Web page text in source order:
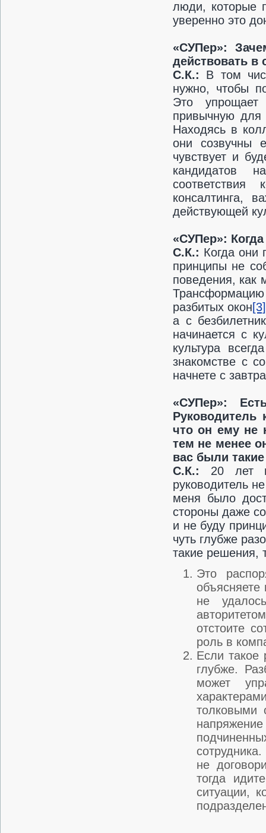
люди, которые
уверенно это
«СУПер»:
действовать
С.К.: В том
нужно, чтобы
Это упрощает
привычную для
Находясь в
они созвучны
чувствует и
кандидатов
консалтинга,
действующей
«СУПер»:
С.К.: Когда они
принципы не
поведения, как
Трансформацию
разбитых окон[3]
а с
начинается с
культура
знакомстве с
начнете с
«СУПер»:
Руководитель
что он ему не
тем не менее
вас были
С.К.: 20 лет
руководитель
меня было
стороны даже
и не буду
чуть глубже
такие решения,
Это
объясняете
не
отстоите
роль в
Если такое
глубже.
может
толковыми
не
тогда
ситуации,